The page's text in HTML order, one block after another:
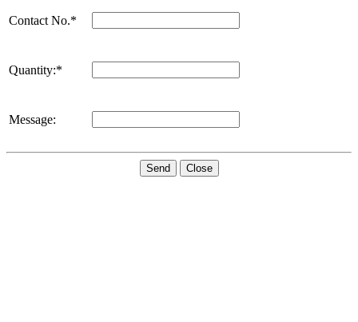
Contact No.*
Quantity:*
Message:
Send Close